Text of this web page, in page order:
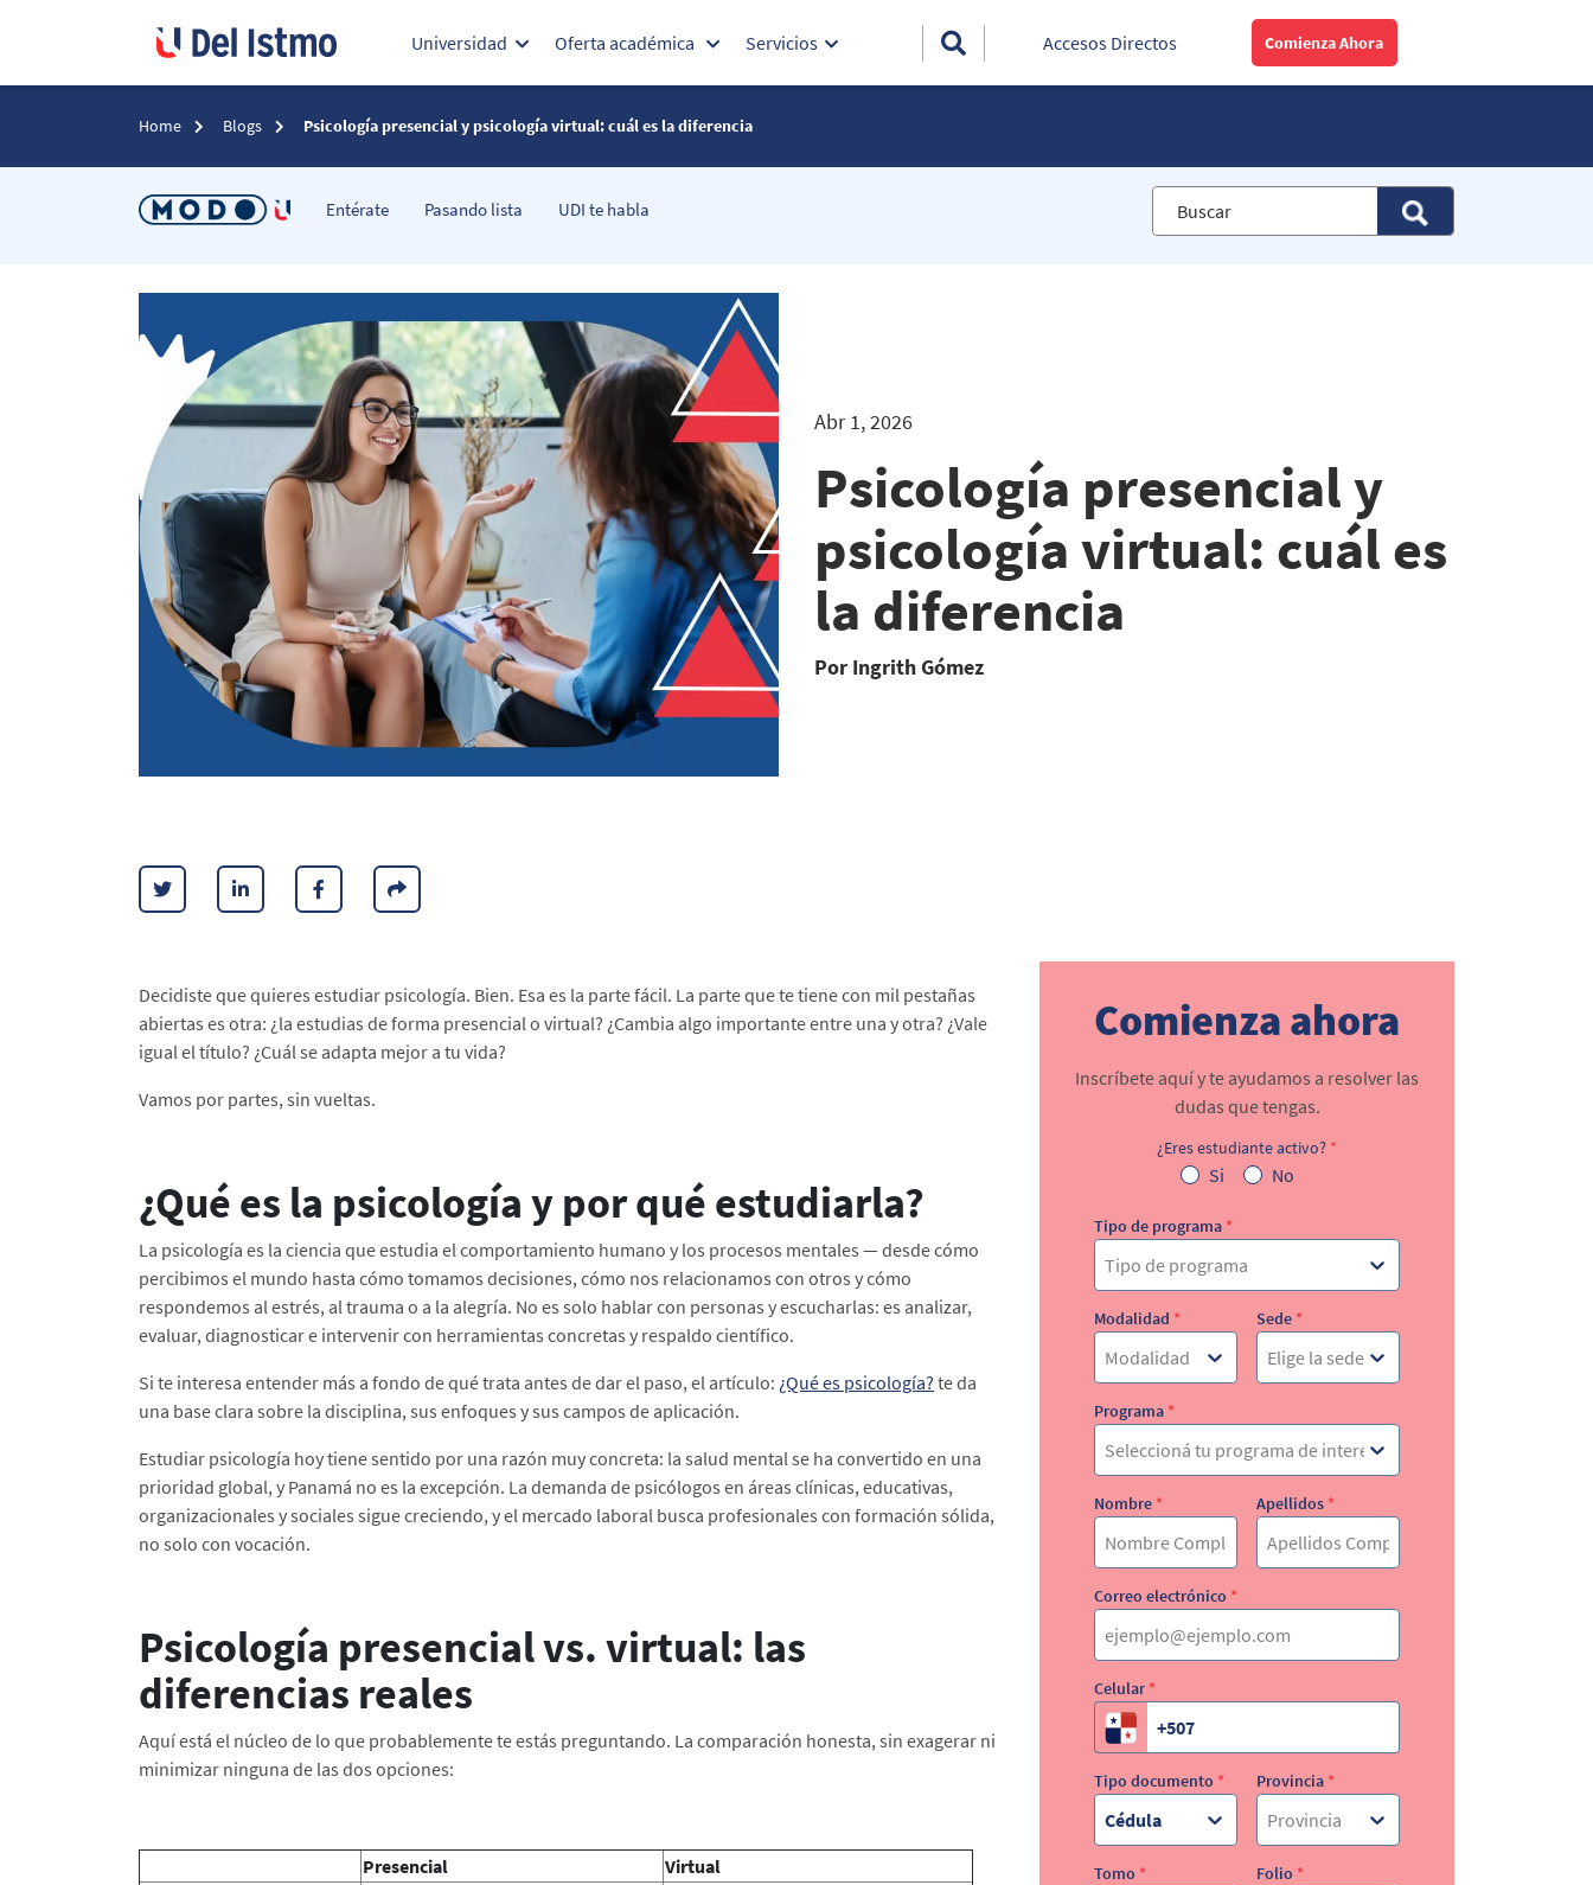
Universidad Oferta académica Servicios Accesos Directos Comienza Ahora
Home Blogs Psicología presencial y psicología virtual: cuál es la diferencia​
Entérate Pasando lista UDI te habla
Abr 1, 2026
Psicología presencial y
psicología virtual: cuál es
la diferencia​
Por Ingrith Gómez
Decidiste que quieres estudiar psicología. Bien. Esa es la parte fácil. La parte que te tiene con mil pestañas
abiertas es otra: ¿la estudias de forma presencial o virtual? ¿Cambia algo importante entre una y otra? ¿Vale
igual el título? ¿Cuál se adapta mejor a tu vida?
Vamos por partes, sin vueltas.
¿Qué es la psicología y por qué estudiarla?
La psicología es la ciencia que estudia el comportamiento humano y los procesos mentales — desde cómo
percibimos el mundo hasta cómo tomamos decisiones, cómo nos relacionamos con otros y cómo
respondemos al estrés, al trauma o a la alegría. No es solo hablar con personas y escucharlas: es analizar,
evaluar, diagnosticar e intervenir con herramientas concretas y respaldo científico.
Si te interesa entender más a fondo de qué trata antes de dar el paso, el artículo: ¿Qué es psicología? te da
una base clara sobre la disciplina, sus enfoques y sus campos de aplicación.
Estudiar psicología hoy tiene sentido por una razón muy concreta: la salud mental se ha convertido en una
prioridad global, y Panamá no es la excepción. La demanda de psicólogos en áreas clínicas, educativas,
organizacionales y sociales sigue creciendo, y el mercado laboral busca profesionales con formación sólida,
no solo con vocación.
Psicología presencial vs. virtual: las
diferencias reales
Aquí está el núcleo de lo que probablemente te estás preguntando. La comparación honesta, sin exagerar ni
minimizar ninguna de las dos opciones:
Presencial
Virtual
Comienza ahora
Inscríbete aquí y te ayudamos a resolver las
dudas que tengas.
¿Eres estudiante activo? *
Si No
Tipo de programa *
Tipo de programa
Modalidad *
Modalidad
Sede *
Elige la sede
Programa *
Seleccioná tu programa de interés
Nombre * Apellidos *
Correo electrónico *
Celular *
Tipo documento *
Cédula
Provincia *
Provincia
Tomo * Folio *